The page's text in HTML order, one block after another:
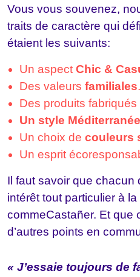
Vous vous souvenez,
traits de caractère qui
étaient les suivants:
Un aspect Chic &
Des valeurs familiales.
Des produits fabriqués
Un style
Un choix de couleurs
Un esprit
Il faut savoir que chacun
intérêt tout particulier à
commeCastañer. Et que
d’autres points en
« J’essaie toujours de